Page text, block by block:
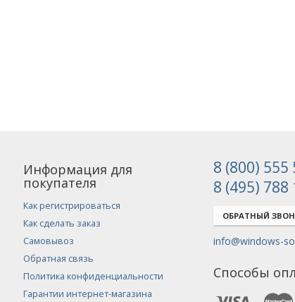
Информация для
покупателя
Как регистрироваться
Как сделать заказ
Самовывоз
Обратная связь
Политика конфиденциальности
Гарантии интернет-магазина
8 (800) 555
8 (495) 788
ОБРАТНЫЙ
info@windows-
Способы